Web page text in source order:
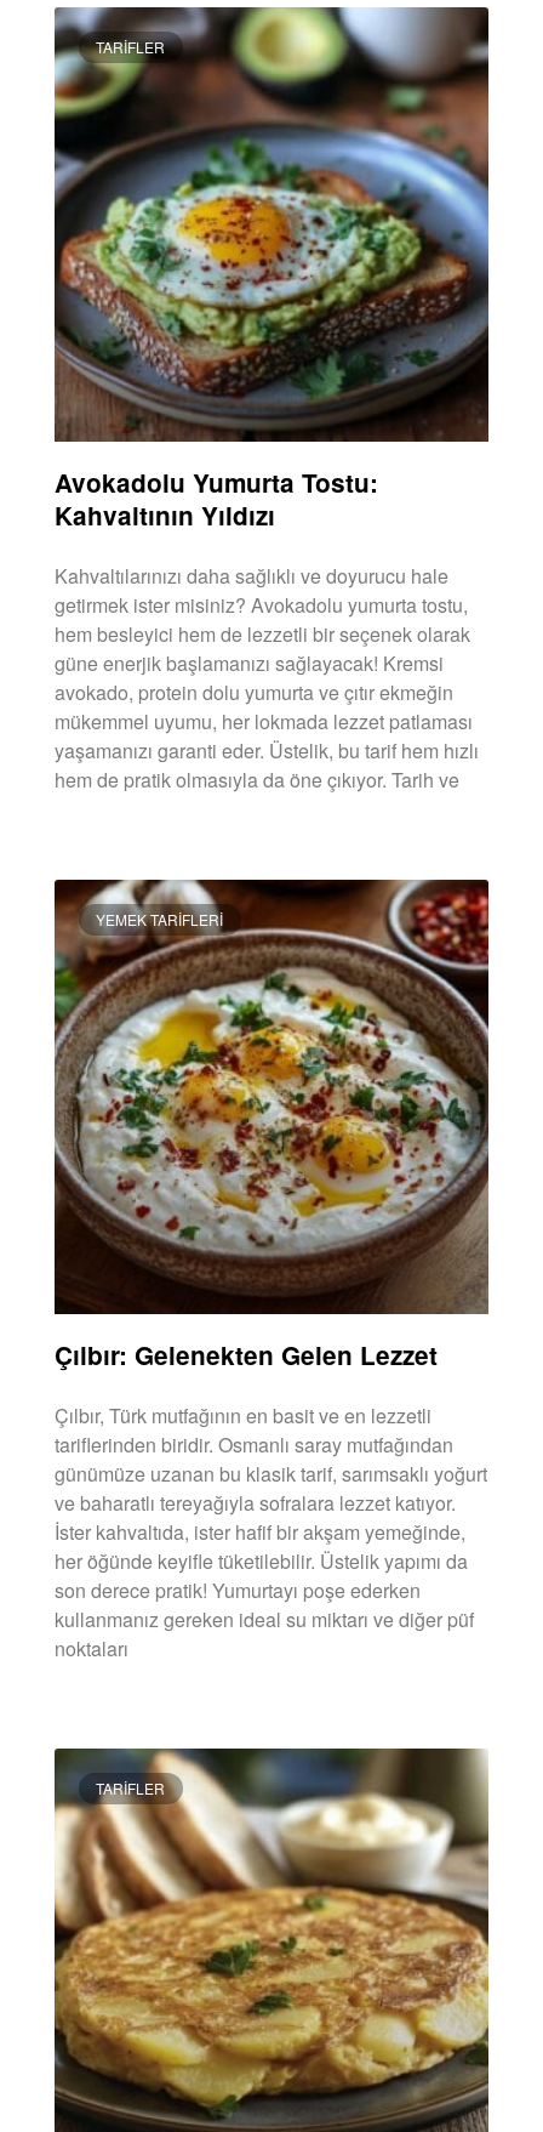
TARIFLER
Avokadolu Yumurta Tostu:
Kahvaltının Yıldızı
Kahvaltılarınızı daha sağlıklı ve doyurucu hale
getirmek ister misiniz? Avokadolu yumurta tostu,
hem besleyici hem de lezzetli bir seçenek olarak
güne enerjik başlamanızı sağlayacak! Kremsi
avokado, protein dolu yumurta ve çıtır ekmeğin
mükemmel uyumu, her lokmada lezzet patlaması
yaşamanızı garanti eder. Üstelik, bu tarif hem hızlı
hem de pratik olmasıyla da öne çıkıyor. Tarih ve
YEMEK TARIFLERI
Çılbır: Gelenekten Gelen Lezzet
Çılbır, Türk mutfağının en basit ve en lezzetli
tariflerinden biridir. Osmanlı saray mutfağından
günümüze uzanan bu klasik tarif, sarımsaklı yoğurt
ve baharatlı tereyağıyla sofralara lezzet katıyor.
İster kahvaltıda, ister hafif bir akşam yemeğinde,
her öğünde keyifle tüketilebilir. Üstelik yapımı da
son derece pratik! Yumurtayı poşe ederken
kullanmanız gereken ideal su miktarı ve diğer püf
noktaları
TARIFLER